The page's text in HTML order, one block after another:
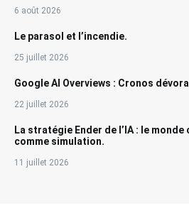
6 août 2026
Le parasol et l’incendie.
25 juillet 2026
Google AI Overviews : Cronos
22 juillet 2026
La stratégie Ender de l’IA : le
comme simulation.
11 juillet 2026